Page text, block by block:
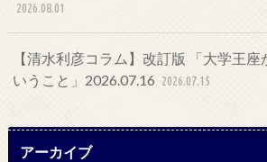
2026.08.01
【清水利彦コラム】改訂版 「大学王
いうこと」2026.07.16 2026.07.15
アーカイブ